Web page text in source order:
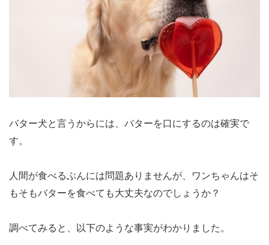
バター犬と言うからには、バターを口にするのは確実で
す。
人間が食べるぶんには問題ありませんが、ワンちゃんはそ
もそもバターを食べても大丈夫なのでしょうか？
調べてみると、以下のような事実がわかりました。